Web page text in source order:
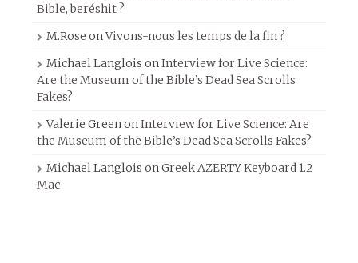
Bible, beréshit ?
M.Rose onVivons-nous les temps de la fin ?
Michael Langlois onInterview for Live Science:
Are the Museum of the Bible’s Dead Sea Scrolls
Fakes?
Valerie GreenonInterview for Live Science: Are
the Museum of the Bible’s Dead Sea Scrolls Fakes?
Michael Langlois onGreek AZERTY Keyboard 1.2
Mac